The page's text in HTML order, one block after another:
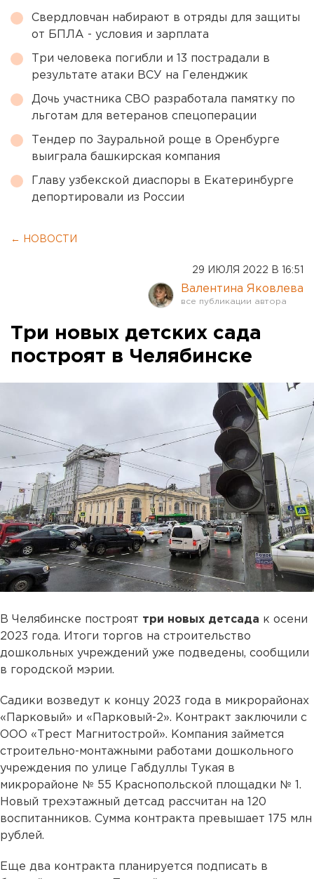
Свердловчан набирают в отряды для защиты
от БПЛА - условия и зарплата
Три человека погибли и 13 пострадали в
результате атаки ВСУ на Геленджик
Дочь участника СВО разработала памятку по
льготам для ветеранов спецоперации
Тендер по Зауральной роще в Оренбурге
выиграла башкирская компания
Главу узбекской диаспоры в Екатеринбурге
депортировали из России
← НОВОСТИ
29 ИЮЛЯ 2022 В 16:51
Валентина Яковлева
Три новых детских сада
построят в Челябинске
В Челябинске построят три новых детсада к осени
2023 года. Итоги торгов на строительство
дошкольных учреждений уже подведены, сообщили
в городской мэрии.
Садики возведут к концу 2023 года в микрорайонах
«Парковый» и «Парковый-2». Контракт заключили с
ООО «Трест Магнитострой». Компания займется
строительно-монтажными работами дошкольного
учреждения по улице Габдуллы Тукая в
микрорайоне № 55 Краснопольской площадки № 1.
Новый трехэтажный детсад рассчитан на 120
воспитанников. Сумма контракта превышает 175 млн
рублей.
Еще два контракта планируется подписать в